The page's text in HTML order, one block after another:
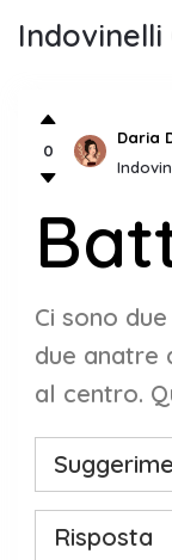
Indovinelli
0
Daria
Ci sono
due anatre
al centro.
Risposta